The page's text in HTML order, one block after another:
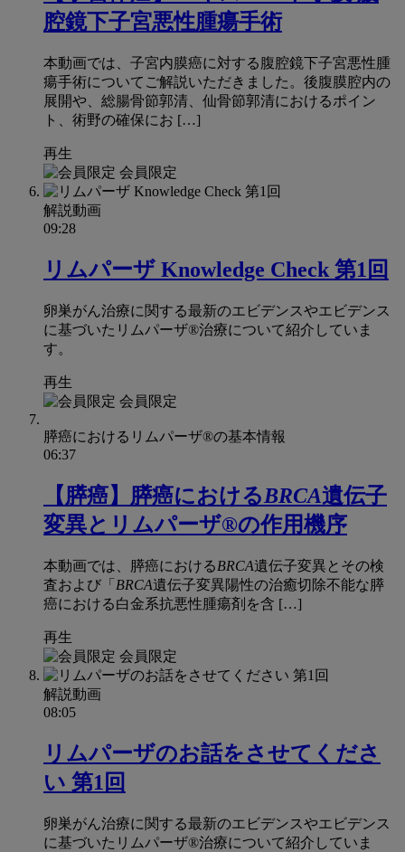
腔鏡下子宮悪性腫瘍手術
本動画では、子宮内膜癌に対する腹腔鏡下子宮悪性腫
瘍手術についてご解説いただきました。後腹膜腔内の
展開や、総腸骨節郭清、仙骨節郭清におけるポイン
ト、術野の確保にお […]
再生
会員限定
解説動画
09:28
リムパーザ Knowledge Check 第1回
卵巣がん治療に関する最新のエビデンスやエビデンス
に基づいたリムパーザ®治療について紹介していま
す。
再生
会員限定
膵癌におけるリムパーザ®の基本情報
06:37
【膵癌】膵癌におけるBRCA遺伝子
変異とリムパーザ®の作用機序
本動画では、膵癌におけるBRCA遺伝子変異とその検
査および「 BRCA遺伝子変異陽性の治癒切除不能な膵
癌における白金系抗悪性腫瘍剤を含 […]
再生
会員限定
解説動画
08:05
リムパーザのお話をさせてくださ
い 第1回
卵巣がん治療に関する最新のエビデンスやエビデンス
に基づいたリムパーザ®治療について紹介していま